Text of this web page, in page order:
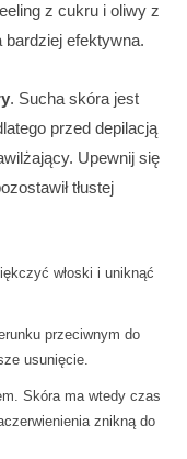
z cukru i oliwy z
bardziej efektywna.
. Sucha skóra jest
przed depilacją
Upewnij się
tłustej
włoski i uniknąć
przeciwnym do
usunięcie.
Skóra ma wtedy czas
znikną do